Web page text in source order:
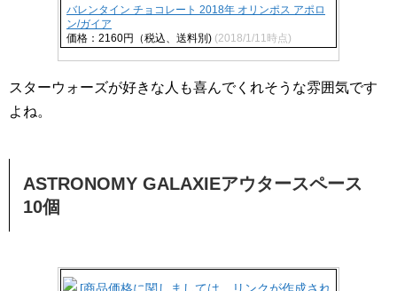
バレンタイン チョコレート 2018年 オリンポス アポロ
ン/ガイア
価格：2160円（税込、送料別) (2018/1/11時点)
スターウォーズが好きな人も喜んでくれそうな雰囲気です
よね。
ASTRONOMY GALAXIEアウタースペース
10個